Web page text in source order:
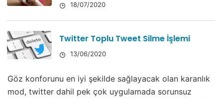
18/07/2020
Twitter Toplu Tweet Silme İşlemi
13/06/2020
Göz konforunu en iyi şekilde sağlayacak olan karanlık
mod, twitter dahil pek çok uygulamada sorunsuz